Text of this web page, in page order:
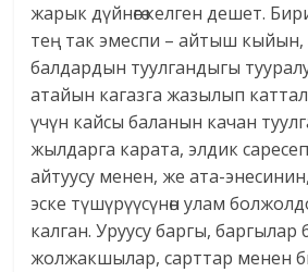
жарык дүйнөгө келген дешет.
тең так эмеспи – айтыш кыйын,
балдардын туулгандыгы
атайын кагазга жазылып
үчүн кайсы баланын качан
жылдарга карата, элдик
айтуусу менен, же ата-
эске түшүрүүсүнөн улам
калган. Уруусу баргы, баргылар
жолжакшылар, сарттар менен